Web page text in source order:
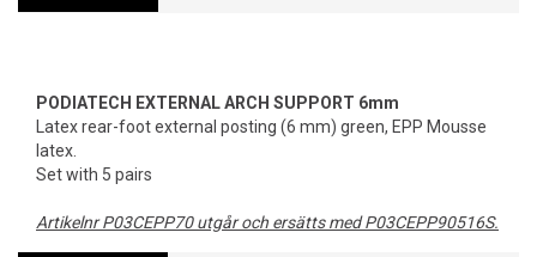
PODIATECH EXTERNAL ARCH SUPPORT 6mm
Latex rear-foot external posting (6 mm) green, EPP Mousse
latex.
Set with 5 pairs
Artikelnr P03CEPP70 utgår och ersätts med P03CEPP90516S.